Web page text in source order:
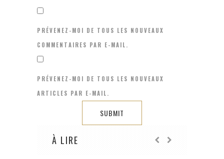
PRÉVENEZ-MOI DE TOUS LES NOUVEAUX
COMMENTAIRES PAR E-MAIL.
PRÉVENEZ-MOI DE TOUS LES NOUVEAUX
ARTICLES PAR E-MAIL.
À LIRE